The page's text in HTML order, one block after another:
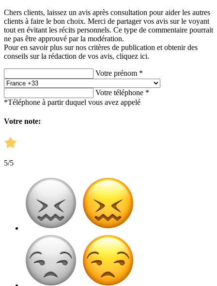
Chers clients, laissez un avis après consultation pour aider les autres
clients à faire le bon choix. Merci de partager vos avis sur le voyant
tout en évitant les récits personnels. Ce type de commentaire pourrait
ne pas être approuvé par la modération.
Pour en savoir plus sur nos critères de publication et obtenir des
conseils sur la rédaction de vos avis, cliquez ici.
Votre prénom *
Votre téléphone *
*Téléphone à partir duquel vous avez appelé
Votre note:
5/5